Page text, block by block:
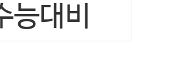
능대비